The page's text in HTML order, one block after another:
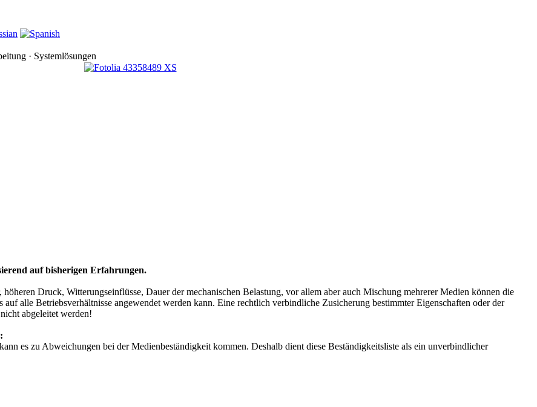
· Systemlösungen
auf bisherigen Erfahrungen.
Druck, Witterungseinflüsse, Dauer der mechanischen Belastung, vor allem aber auch Mischung mehrerer Medien können die
alle Betriebsverhältnisse angewendet werden kann. Eine rechtlich verbindliche Zusicherung bestimmter Eigenschaften oder der
abgeleitet werden!
es zu Abweichungen bei der Medienbeständigkeit kommen. Deshalb dient diese Beständigkeitsliste als ein unverbindlicher